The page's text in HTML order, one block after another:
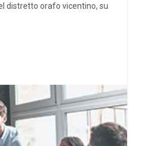
distretto orafo vicentino, su